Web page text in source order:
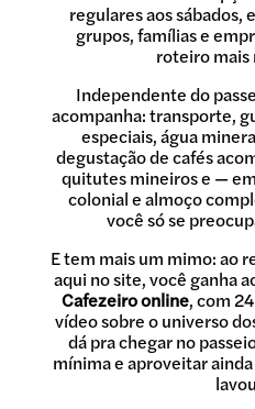
regulares aos sábados,
grupos, famílias e
roteiro mais
Independente do
acompanha: transporte,
especiais, água
degustação de cafés
quitutes mineiros e —
colonial e almoço
você só se
E tem mais um mimo: ao
aqui no site, você ganha
Cafezeiro online, com
vídeo sobre o universo
dá pra chegar no
mínima e aproveitar